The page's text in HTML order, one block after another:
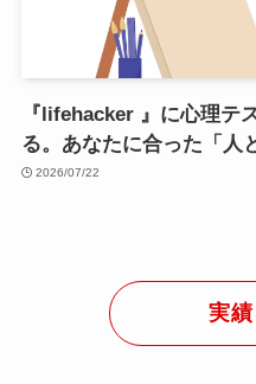
『lifehacker 』に心理テ
る。あなたに合った「人
2026/07/22
実